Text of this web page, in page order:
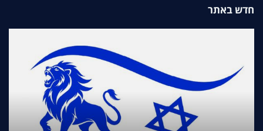
חדש באתר